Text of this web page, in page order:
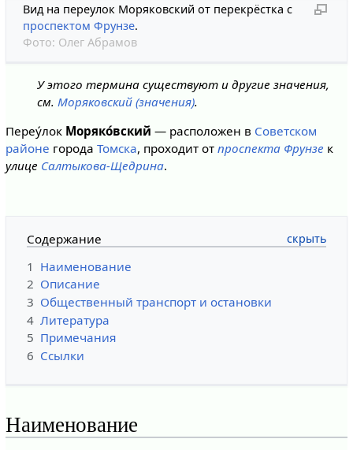
Вид на переулок Моряковский от перекрёстка с
проспектом Фрунзе.
Фото: Олег Абрамов
У этого термина существуют и другие значения,
см. Моряковский (значения).
Переу́лок Моряко́вский — расположен в Советском
районе города Томска, проходит от проспекта Фрунзе к
улице Салтыкова-Щедрина.
Содержание
1 Наименование
2 Описание
3 Общественный транспорт и остановки
4 Литература
5 Примечания
6 Ссылки
Наименование